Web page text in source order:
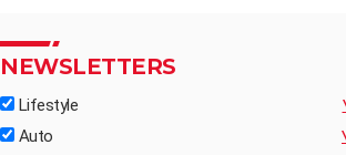
NEWSLETTERS
Lifestyle
Auto